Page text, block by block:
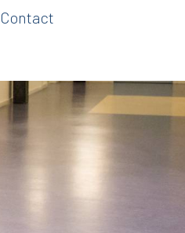
Contact